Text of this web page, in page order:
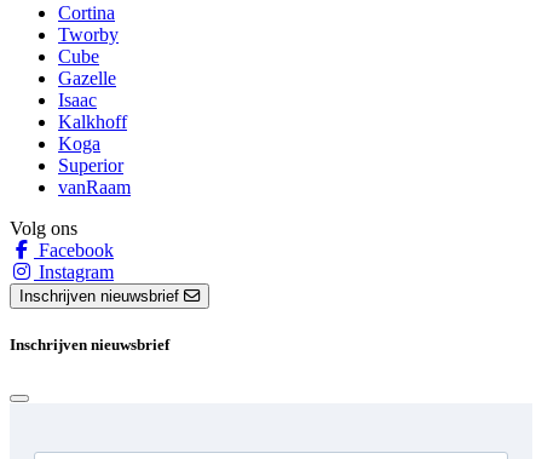
Cortina
Tworby
Cube
Gazelle
Isaac
Kalkhoff
Koga
Superior
vanRaam
Volg ons
Facebook
Instagram
Inschrijven nieuwsbrief
Inschrijven nieuwsbrief